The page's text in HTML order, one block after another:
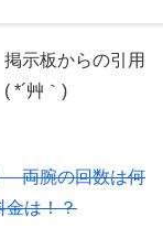
示板からの引用
*´艸｀)
両腕の回数は何
金は！？